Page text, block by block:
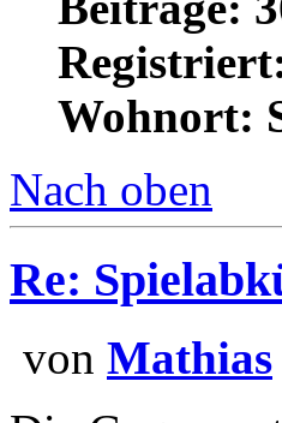
Beiträge:
Wohnort:
Nach oben
Re:
von